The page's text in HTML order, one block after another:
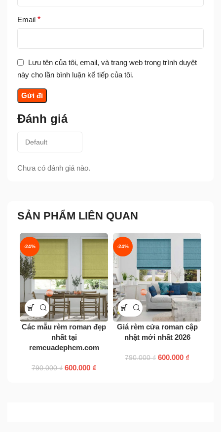
Đánh giá
Chưa có đánh giá nào.
Email *
Lưu tên của tôi, email, và trang web trong trình duyệt
này cho lần bình luận kế tiếp của tôi.
SẢN PHẨM LIÊN QUAN
-24%
Các mẫu rèm roman đẹp
nhất tại
remcuadephcm.com
790.000₫ 600.000 ₫
-24%
Giá rèm cửa roman cập
nhật mới nhất 2026
790.000₫ 600.000 ₫